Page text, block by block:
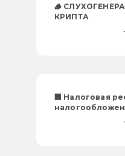
🪵
КРИПТА
🏢 Налоговая